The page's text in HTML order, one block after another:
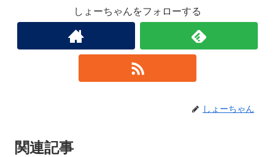
しょーちゃんをフォローする
しょーちゃん
関連記事